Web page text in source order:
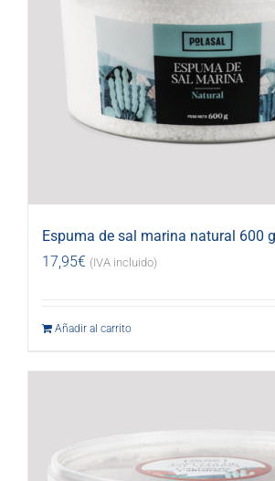
Espuma de sal marina natural 600 g
17,95€ (IVA incluido)
Añadir al carrito